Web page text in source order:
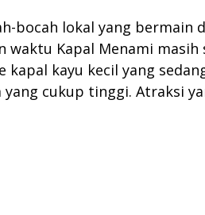
bocah lokal yang
Kapal Menami
kayu kecil yang
cukup tinggi. Atraksi